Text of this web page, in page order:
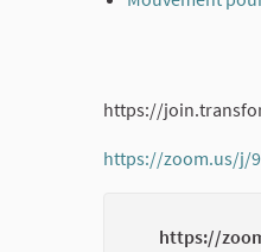
https://
https://zoom.us/j/
https://